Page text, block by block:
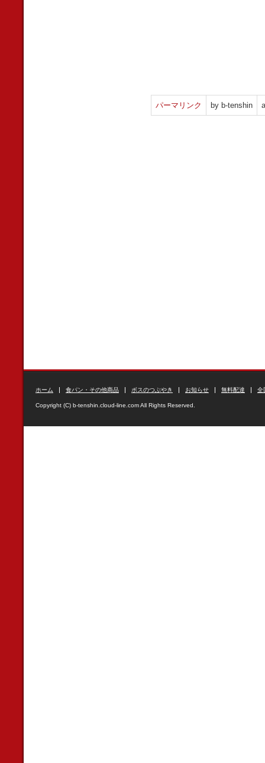
パーマリンク by b-tenshin
ホーム 食パン・その他商品 ボスのつぶやき お知らせ 無料配達 全
Copyright (C) b-tenshin.cloud-line.com All Rights Reserved.